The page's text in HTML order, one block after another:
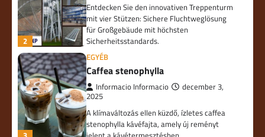
2
Entdecken Sie den innovativen Treppenturm
mit vier Stützen: Sichere Fluchtweglösung
für Großgebäude mit höchsten
Sicherheitsstandards.
EGYÉB
Caffea stenophylla
Informacio Informacio
december 3,
2025
A klímaváltozás ellen küzdő, ízletes caffea
stenophylla kávéfajta, amely új reményt